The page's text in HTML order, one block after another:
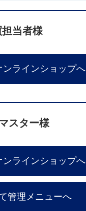
担当者様
ンラインショップへ
スター様
ンラインショップへ
管理メニューへ